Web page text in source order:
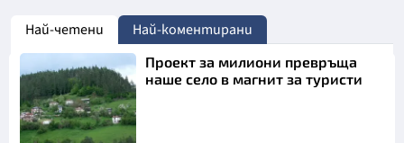
Най-четени Най-коментирани
Проект за милиони превръща
наше село в магнит за туристи